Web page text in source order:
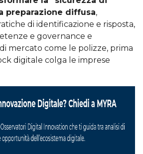
preparazione diffusa,
di identificazione e risposta,
e governance e
mercato come le polizze, prima
digitale colga le imprese